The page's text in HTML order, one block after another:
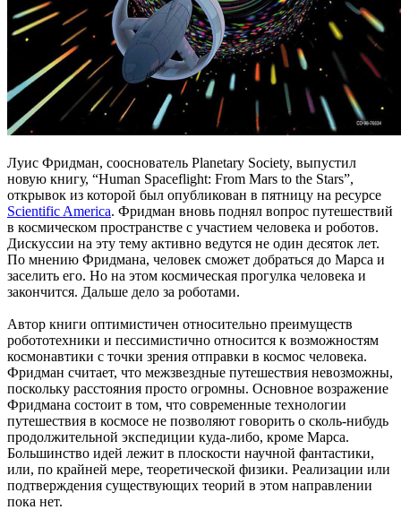
Луис Фридман, сооснователь Planetary Society, выпустил
новую книгу, “Human Spaceflight: From Mars to the Stars”,
открывок из которой был опубликован в пятницу на ресурсе
Scientific America. Фридман вновь поднял вопрос путешествий
в космическом пространстве с участием человека и роботов.
Дискуссии на эту тему активно ведутся не один десяток лет.
По мнению Фридмана, человек сможет добраться до Марса и
заселить его. Но на этом космическая прогулка человека и
закончится. Дальше дело за роботами.
Автор книги оптимистичен относительно преимуществ
робототехники и пессимистично относится к возможностям
космонавтики с точки зрения отправки в космос человека.
Фридман считает, что межзвездные путешествия невозможны,
поскольку расстояния просто огромны. Основное возражение
Фридмана состоит в том, что современные технологии
путешествия в космосе не позволяют говорить о сколь-нибудь
продолжительной экспедиции куда-либо, кроме Марса.
Большинство идей лежит в плоскости научной фантастики,
или, по крайней мере, теоретической физики. Реализации или
подтверждения существующих теорий в этом направлении
пока нет.